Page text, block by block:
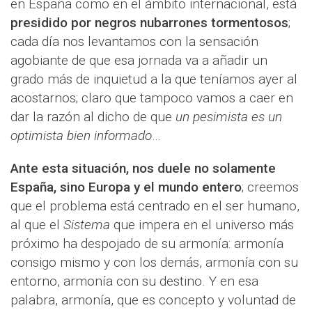
en España como en el ámbito internacional, está
presidido por negros nubarrones tormentosos;
cada día nos levantamos con la sensación
agobiante de que esa jornada va a añadir un
grado más de inquietud a la que teníamos ayer al
acostarnos; claro que tampoco vamos a caer en
dar la razón al dicho de que un pesimista es un
optimista bien informado…
Ante esta situación, nos duele no solamente
España, sino Europa y el mundo entero; creemos
que el problema está centrado en el ser humano,
al que el Sistema que impera en el universo más
próximo ha despojado de su armonía: armonía
consigo mismo y con los demás, armonía con su
entorno, armonía con su destino. Y en esa
palabra, armonía, que es concepto y voluntad de